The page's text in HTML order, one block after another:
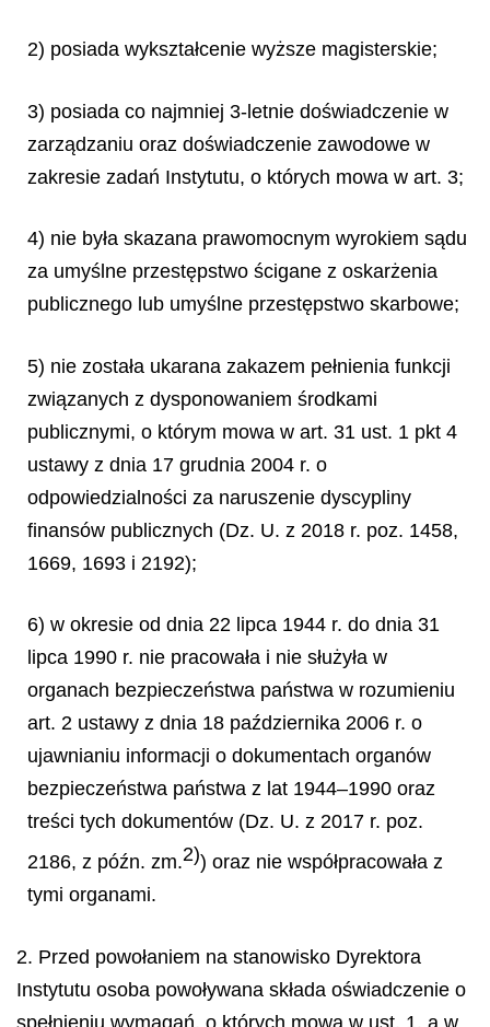
2) posiada wykształcenie wyższe magisterskie;
3) posiada co najmniej 3-letnie doświadczenie w
zarządzaniu oraz doświadczenie zawodowe w
zakresie zadań Instytutu, o których mowa w art. 3;
4) nie była skazana prawomocnym wyrokiem sądu
za umyślne przestępstwo ścigane z oskarżenia
publicznego lub umyślne przestępstwo skarbowe;
5) nie została ukarana zakazem pełnienia funkcji
związanych z dysponowaniem środkami
publicznymi, o którym mowa w art. 31 ust. 1 pkt 4
ustawy z dnia 17 grudnia 2004 r. o
odpowiedzialności za naruszenie dyscypliny
finansów publicznych (Dz. U. z 2018 r. poz. 1458,
1669, 1693 i 2192);
6) w okresie od dnia 22 lipca 1944 r. do dnia 31
lipca 1990 r. nie pracowała i nie służyła w
organach bezpieczeństwa państwa w rozumieniu
art. 2 ustawy z dnia 18 października 2006 r. o
ujawnianiu informacji o dokumentach organów
bezpieczeństwa państwa z lat 1944–1990 oraz
treści tych dokumentów (Dz. U. z 2017 r. poz.
2186, z późn. zm.2)) oraz nie współpracowała z
tymi organami.
2. Przed powołaniem na stanowisko Dyrektora
Instytutu osoba powoływana składa oświadczenie o
spełnieniu wymagań, o których mowa w ust. 1, a w